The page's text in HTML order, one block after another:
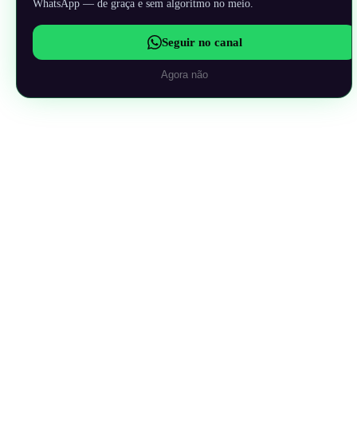
WhatsApp — de graça e sem algoritmo no meio.
Seguir no canal
Agora não